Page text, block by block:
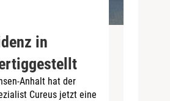
in
Anhalt hat der
Cureus jetzt eine